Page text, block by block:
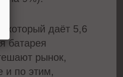
который даёт 5,6
батарея
рынок,
и по этим,